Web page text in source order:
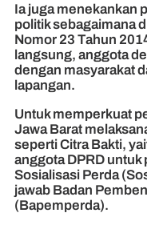
Ia juga menekankan
politik sebagaimana
Nomor 23 Tahun
langsung, anggota
dengan masyarakat
lapangan.
Untuk memperkuat
Jawa Barat
seperti Citra Bakti,
anggota DPRD
Sosialisasi Perda
jawab Badan
(Bapemperda).